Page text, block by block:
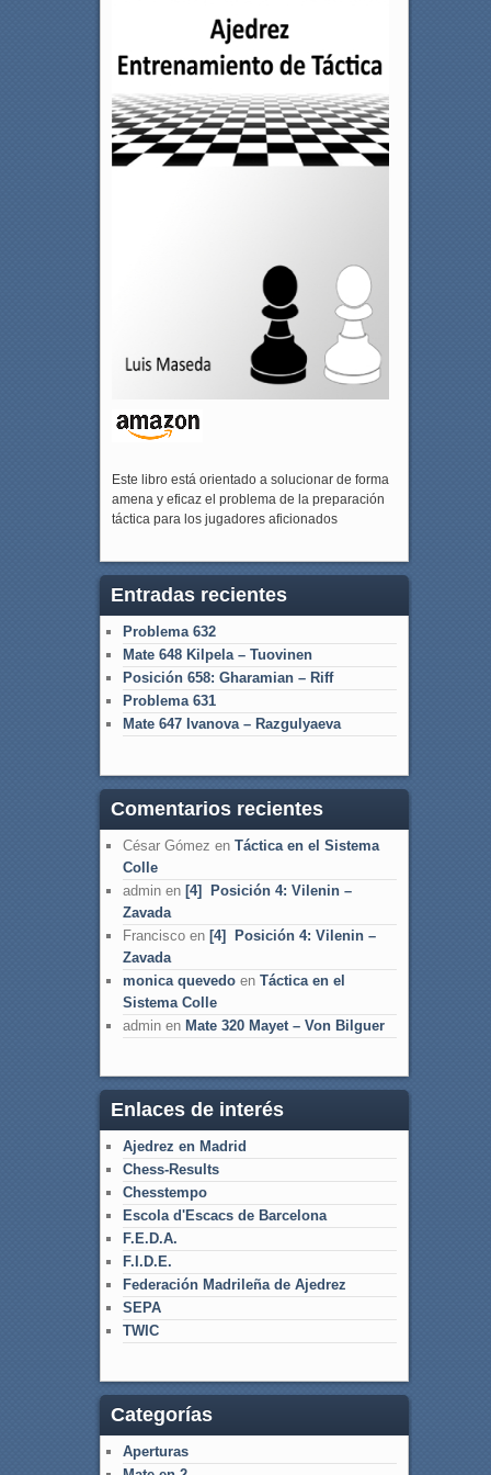
Este libro está orientado a solucionar de forma
amena y eficaz el problema de la preparación
táctica para los jugadores aficionados
Entradas recientes
Problema 632
Mate 648 Kilpela – Tuovinen
Posición 658: Gharamian – Riff
Problema 631
Mate 647 Ivanova – Razgulyaeva
Comentarios recientes
César Gómez en Táctica en el Sistema
Colle
adminen [4] Posición 4: Vilenin –
Zavada
Franciscoen [4] Posición 4: Vilenin –
Zavada
monica quevedoen Táctica en el
Sistema Colle
adminen Mate 320 Mayet – Von Bilguer
Enlaces de interés
Ajedrez en Madrid
Chess-Results
Chesstempo
Escola d'Escacs de Barcelona
F.E.D.A.
F.I.D.E.
Federación Madrileña de Ajedrez
SEPA
TWIC
Categorías
Aperturas